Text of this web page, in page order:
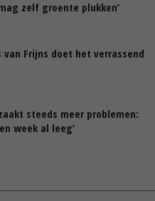
zelf groente plukken’
van Frijns doet het verrassend
steeds meer problemen:
week al leeg’